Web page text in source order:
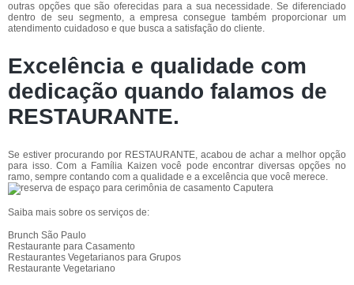
outras opções que são oferecidas para a sua necessidade. Se diferenciado
dentro de seu segmento, a empresa consegue também proporcionar um
atendimento cuidadoso e que busca a satisfação do cliente.
Excelência e qualidade com
dedicação quando falamos de
RESTAURANTE.
Se estiver procurando por RESTAURANTE, acabou de achar a melhor opção
para isso. Com a Família Kaizen você pode encontrar diversas opções no
ramo, sempre contando com a qualidade e a excelência que você merece.
Saiba mais sobre os serviços de:
Brunch São Paulo
Restaurante para Casamento
Restaurantes Vegetarianos para Grupos
Restaurante Vegetariano